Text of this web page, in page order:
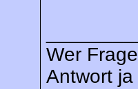
Wer
Antwort